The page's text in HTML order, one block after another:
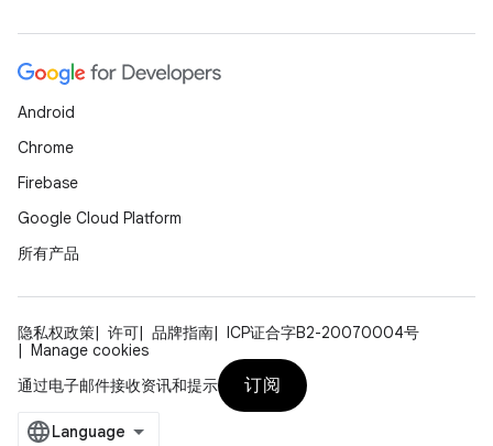
Android
Chrome
Firebase
Google Cloud Platform
所有产品
隐私权政策 许可 品牌指南
ICP证合字B2-20070004号
Manage cookies
通过电子邮件接收资讯和提示
订阅